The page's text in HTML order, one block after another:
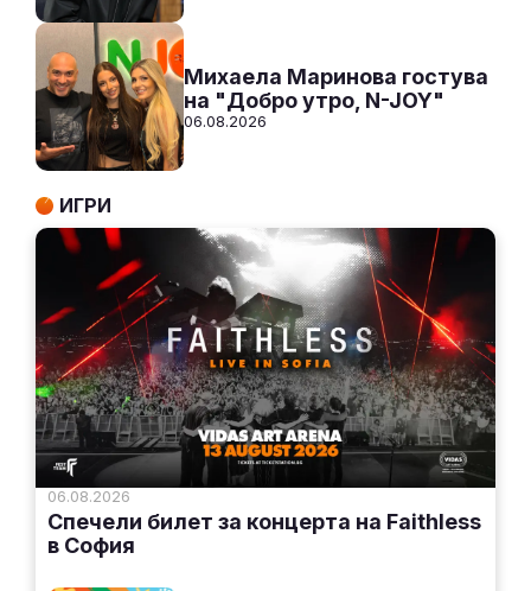
Михаела Маринова гостува
на "Добро утро, N-JOY"
06.08.2026
ИГРИ
06.08.2026
Спечели билет за концерта на Faithless
в София